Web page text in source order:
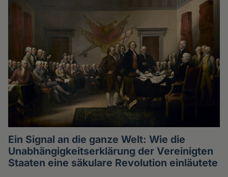
Ein Signal an die ganze Welt: Wie die
Unabhängigkeitserklärung der Vereinigten
Staaten eine säkulare Revolution einläutete